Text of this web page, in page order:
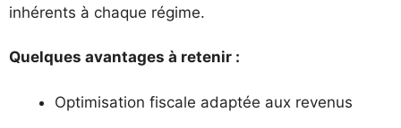
inhérents à chaque régime.
Quelques avantages à retenir :
Optimisation fiscale adaptée aux revenus